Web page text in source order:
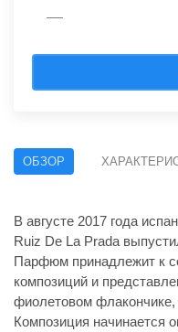
ОБЗОР
В августе 2017 года
Ruiz De La Prada
Парфюм принадлежит к
композиций и
фиолетовом
Композиция начинается